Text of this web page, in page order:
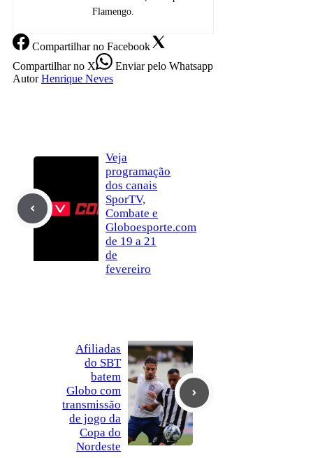
Flamengo.
Compartilharno Facebook
Compartilharno X Enviarpelo Whatsapp
Autor Henrique Neves
Veja
programação
dos canais
SporTV,
Combate e
Globoesporte.com
de 19 a 21
de
fevereiro
Afiliadas
do SBT
batem
Globo com
transmissão
de jogo da
Copa do
Nordeste